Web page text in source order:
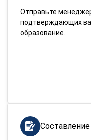
Отправьте
подтверждающих
образование.